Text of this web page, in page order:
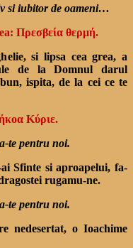
si iubitor de oameni…
Πρεσβεία θερμή.
si lipsa cea grea, a
de la Domnul darul
ispita, de la cei ce te
Κύριε.
te pentru noi.
Sfinte si aproapelui, fa-
rugamu-ne.
te pentru noi.
nedesertat, o Ioachime